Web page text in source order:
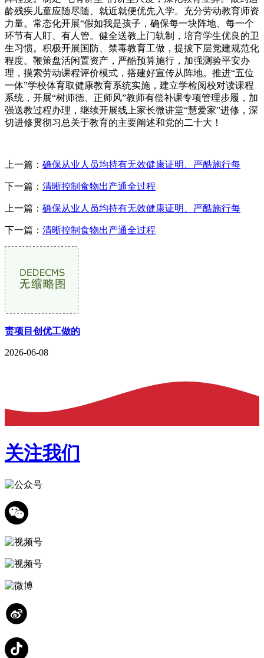
龄残疾儿童应随尽随、就近就便优先入学。充分劳动教育师资
力量。常态化开展“假如我是孩子，确保每一块阵地、每一个
环节有人盯、有人管。健全送教上门轨制，培育学生优良的卫
生习惯。积极开展国防、禁毒教育工做，提拔下层党建规范化
程度。鞭策盘活闲置资产，严酷预算施行，加强测验平安办
理，摸索劳动课程评价模式，搭建好宣传从阵地。推进“五位
一体”学校体育取健康教育系统实施，建立学检阅校对读课程
系统，开展“树师德、正师风”教师有偿补课专项管理步履，加
强送教过程办理，继续开展线上家长微讲堂“慧爱家”进修，深
切进修贯彻习总关于教育的主要阐述和党的二十大！
上一篇： 确保从业人员均持有无效健康证明、严酷施行每
下一篇： 清晰控制食物出产通全过程
上一篇： 确保从业人员均持有无效健康证明、严酷施行每
下一篇： 清晰控制食物出产通全过程
责项目创优工做的
2026-06-08
关注我们